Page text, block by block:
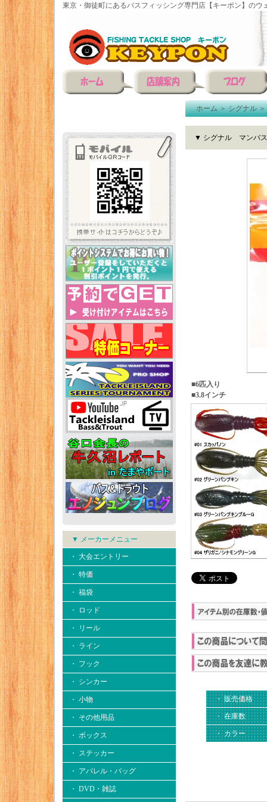
東京・御徒町にあるバスフィッシング専門店【キーポン】のウ
▼ メーカーメニュー
・ 大会エントリー
・ 特価
・ 福袋
・ ロッド
・ リール
・ ライン
・ フック
・ シンカー
・ 小物
・ その他用品
・ ボックス
・ ステッカー
・ アパレル・バッグ
・ DVD・雑誌
ホーム＞シグナル＞
▼ シグナル マンバ
■6匹入り
■3.8インチ
・ 販売価格
・ 在庫数
・ カラー